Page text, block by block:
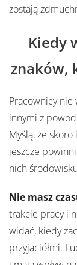
zostają
Kiedy
znaków,
Pracownicy
innymi z
Myślą, że
jeszcze
nich
Nie masz
trakcie pracy i
widać, kiedy
przyjaciółmi.